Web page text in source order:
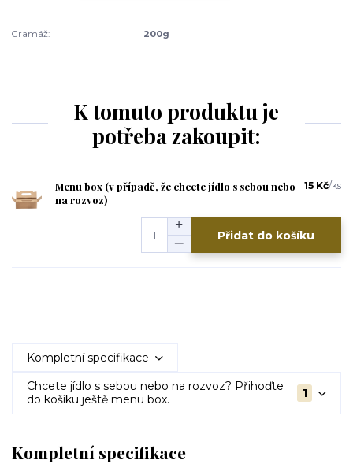
Gramáž: 200g
K tomuto produktu je
potřeba zakoupit:
Menu box (v případě, že chcete jídlo s sebou nebo
na rozvoz)
15 Kč/ks
Přidat do košíku
Kompletní specifikace
Chcete jídlo s sebou nebo na rozvoz? Přihoďte
do košíku ještě menu box.
1
Kompletní specifikace